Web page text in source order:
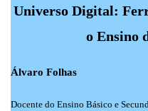
Universo Digital:
o Ensino
Álvaro Folhas
Docente do Ensino Básico e